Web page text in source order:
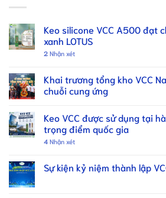
Keo silicone VCC A500 đạt
xanh LOTUS
2 Nhận xét
Khai trương tổng kho VCC
chuỗi cung ứng
Keo VCC được sử dụng tại
trọng điểm quốc gia
4 Nhận xét
Sự kiện kỷ niệm thành lập